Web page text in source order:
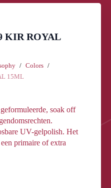
KIR ROYAL
Colors
15ML
soak off
UV-gelpolish. Het
primaire of extra